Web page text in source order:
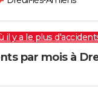
il y a le plus
par mois à